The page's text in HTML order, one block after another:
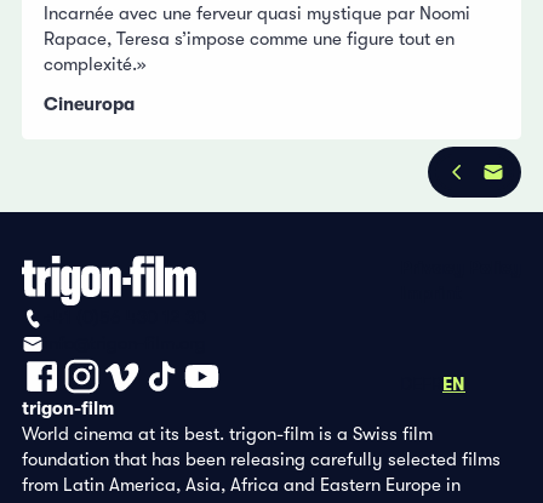
Incarnée avec une ferveur quasi mystique par Noomi
Rapace, Teresa s’impose comme une figure tout en
complexité.»
Cineuropa
EN
trigon-film
World cinema at its best. trigon-film is a Swiss film
foundation that has been releasing carefully selected films
from Latin America, Asia, Africa and Eastern Europe in